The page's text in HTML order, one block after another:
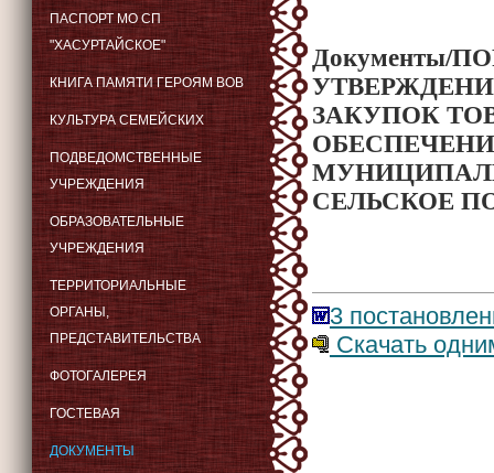
ПАСПОРТ МО СП
"ХАСУРТАЙСКОЕ"
КНИГА ПАМЯТИ ГЕРОЯМ ВОВ
КУЛЬТУРА СЕМЕЙСКИХ
ПОДВЕДОМСТВЕННЫЕ
УЧРЕЖДЕНИЯ
ОБРАЗОВАТЕЛЬНЫЕ
УЧРЕЖДЕНИЯ
ТЕРРИТОРИАЛЬНЫЕ
ОРГАНЫ,
ПРЕДСТАВИТЕЛЬСТВА
ФОТОГАЛЕРЕЯ
ГОСТЕВАЯ
ДОКУМЕНТЫ
Документы/
ЗАКУПОК
СЕЛЬСКОЕ
3
Скачать